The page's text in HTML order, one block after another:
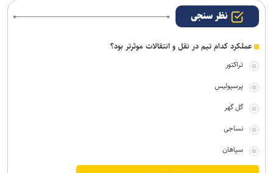
نظر سنجی
عملکرد کدام تیم در نقل و انتقالات موثرتر بود؟
تراکتور
پرسپولیس
گل گهر
نساجی
سپاهان